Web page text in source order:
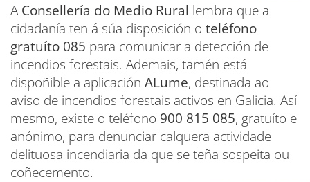
AConsellería do Medio Rural lembra que a
cidadanía ten á súa disposición o teléfono
gratuíto 085 para comunicar a detección de
incendios forestais. Ademais, tamén está
dispoñible a aplicación ALume, destinada ao
aviso de incendios forestais activos en Galicia. Así
mesmo, existe o teléfono 900 815 085, gratuíto e
anónimo, para denunciar calquera actividade
delituosa incendiaria da que se teña sospeita ou
coñecemento.